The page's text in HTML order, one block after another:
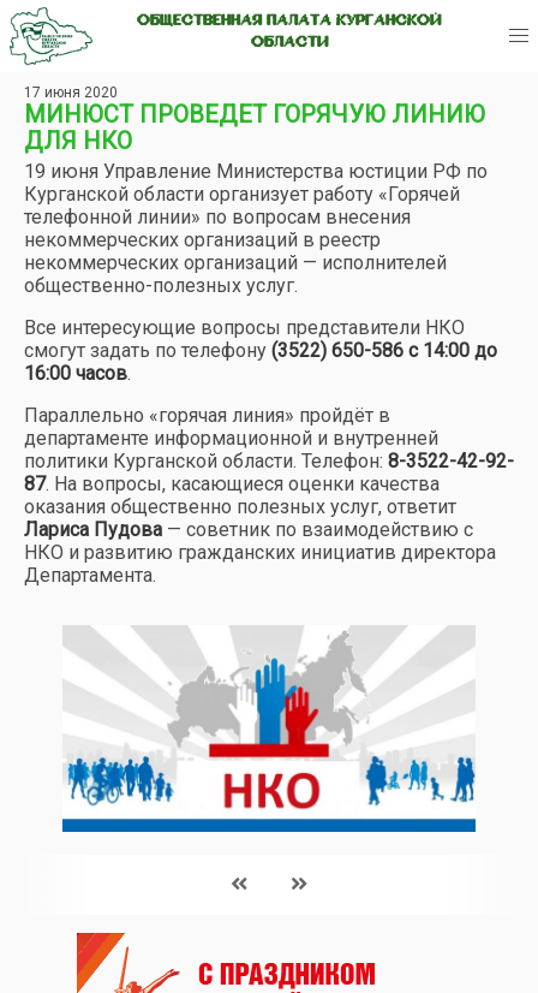
ОБЩЕСТВЕННАЯ ПАЛАТА КУРГАНСКОЙ
ОБЛАСТИ
17 июня 2020
МИНЮСТ ПРОВЕДЕТ ГОРЯЧУЮ ЛИНИЮ
ДЛЯ НКО
19 июня Управление Министерства юстиции РФ по
Курганской области организует работу «Горячей
телефонной линии» по вопросам внесения
некоммерческих организаций в реестр
некоммерческих организаций — исполнителей
общественно-полезных услуг.
Все интересующие вопросы представители НКО
смогут задать по телефону (3522) 650-586 с 14:00 до
16:00 часов.
Параллельно «горячая линия» пройдёт в
департаменте информационной и внутренней
политики Курганской области. Телефон: 8-3522-42-92-
87. На вопросы, касающиеся оценки качества
оказания общественно полезных услуг, ответит
Лариса Пудова — советник по взаимодействию с
НКО и развитию гражданских инициатив директора
Департамента.